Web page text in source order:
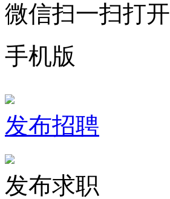
微信扫一扫打开
手机版
发布招聘
发布求职